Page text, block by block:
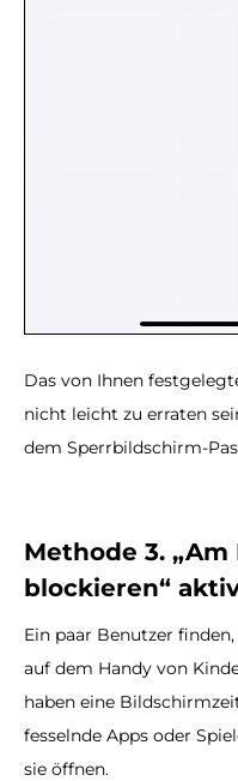
Das von Ihnen
nicht leicht zu erraten
dem Sperrbildschirm-
Methode 3.
blockieren“
Ein paar Benutzer
auf dem Handy von
haben eine
fesselnde Apps oder
sie öffnen.